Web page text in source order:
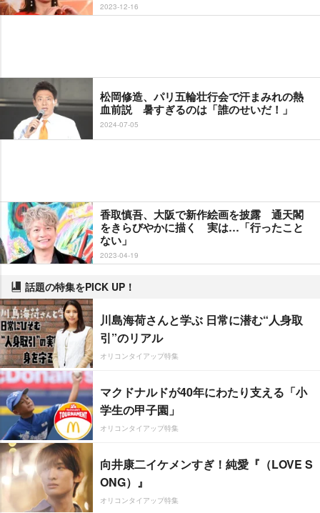
2023-12-16
松岡修造、パリ五輪壮行会で汗まみれの熱
血前説 暑すぎるのは「誰のせいだ！」
2024-07-05
香取慎吾、大阪で新作絵画を披露 通天閣
をきらびやかに描く 実は…「行ったこと
ない」
2023-04-19
話題の特集をPICK UP！
川島海荷さんと学ぶ 日常に潜む“人身取
引”のリアル
オリコンタイアップ特集
マクドナルドが40年にわたり支える「小
学生の甲子園」
オリコンタイアップ特集
向井康二イケメンすぎ！純愛『（LOVE S
ONG）』
オリコンタイアップ特集